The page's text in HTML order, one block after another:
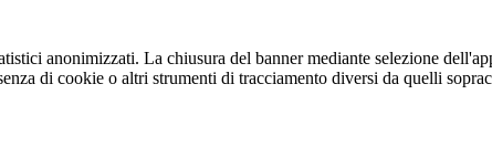
anonimizzati. La chiusura del banner mediante selezione
di cookie o altri strumenti di tracciamento diversi da quelli